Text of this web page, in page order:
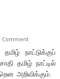
Comment
நாட்டுக்குப்
தமிழ் நாட்டில்
அறிவிக்கும்.